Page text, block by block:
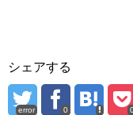
シェアする
error 0